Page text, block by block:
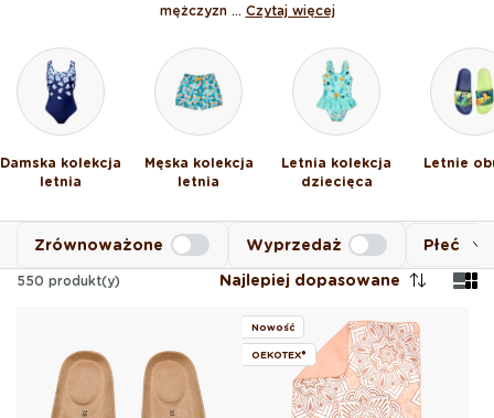
mężczyzn ... Czytaj więcej
Damska kolekcja
letnia
Męska kolekcja
letnia
Letnia kolekcja
dziecięca
Letnie
Płeć
Zrównoważone Wyprzedaż
550 produkt(y) Najlepiej dopasowane
Nowość
OEKOTEX®